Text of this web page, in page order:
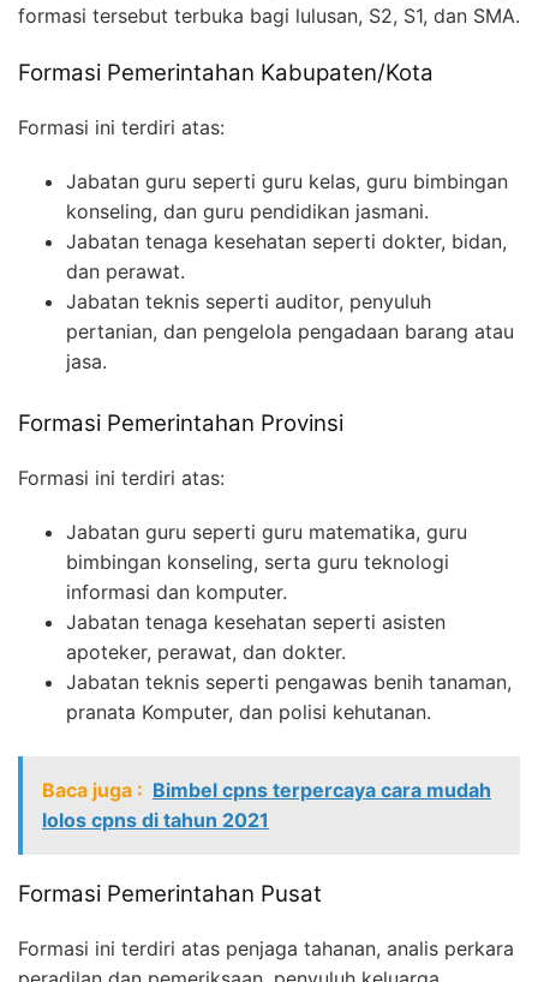
formasi tersebut terbuka bagi lulusan, S2, S1, dan SMA.
Formasi Pemerintahan Kabupaten/Kota
Formasi ini terdiri atas:
Jabatan guru seperti guru kelas, guru bimbingan
konseling, dan guru pendidikan jasmani.
Jabatan tenaga kesehatan seperti dokter, bidan,
dan perawat.
Jabatan teknis seperti auditor, penyuluh
pertanian, dan pengelola pengadaan barang atau
jasa.
Formasi Pemerintahan Provinsi
Formasi ini terdiri atas:
Jabatan guru seperti guru matematika, guru
bimbingan konseling, serta guru teknologi
informasi dan komputer.
Jabatan tenaga kesehatan seperti asisten
apoteker, perawat, dan dokter.
Jabatan teknis seperti pengawas benih tanaman,
pranata Komputer, dan polisi kehutanan.
Baca juga : Bimbel cpns terpercaya cara mudah
lolos cpns di tahun 2021
Formasi Pemerintahan Pusat
Formasi ini terdiri atas penjaga tahanan, analis perkara